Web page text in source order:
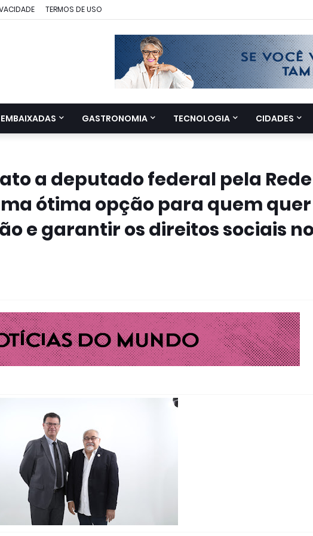
TERMOS DE USO
EMBAIXADAS GASTRONOMIA TECNOLOGIA CIDADES
a deputado federal pela Rede
ótima opção para quem quer
e garantir os direitos sociais